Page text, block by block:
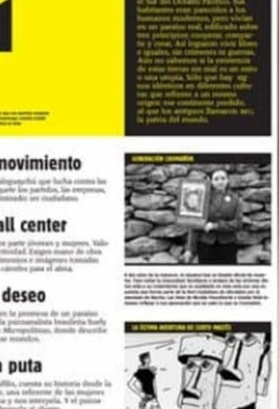
El Indio Solari y
banda que rechazó las reglas de la
uno de los fenómenos
de la Argentina? Desde la
discos hasta la organización de sus
vínculo con su público hasta la
comunidad capaz de sobrevivir a su
historia del Indio Solari y sus grupos
de una forma de crear, pensar,
con la autogestión como
de vida.